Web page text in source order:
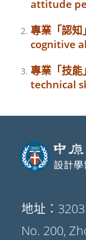
attitude
專業「認
cognitive
專業「技
technical
地址：
No. 200,